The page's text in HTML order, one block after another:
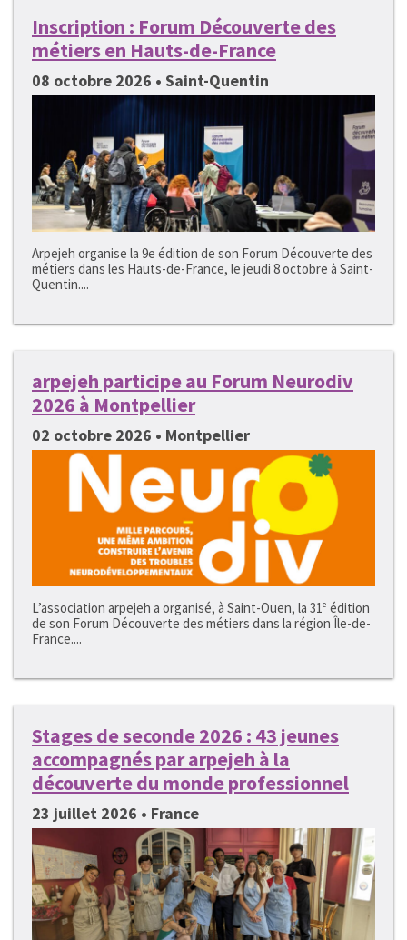
Inscription : Forum Découverte des
métiers en Hauts-de-France
08 octobre 2026 • Saint-Quentin
Arpejeh organise la 9e édition de son Forum Découverte des
métiers dans les Hauts-de-France, le jeudi 8 octobre à Saint-
Quentin....
arpejeh participe au Forum Neurodiv
2026 à Montpellier
02 octobre 2026 • Montpellier
L’association arpejeh a organisé, à Saint-Ouen, la 31ᵉ édition
de son Forum Découverte des métiers dans la région Île-de-
France....
Stages de seconde 2026 : 43 jeunes
accompagnés par arpejeh à la
découverte du monde professionnel
23 juillet 2026 • France